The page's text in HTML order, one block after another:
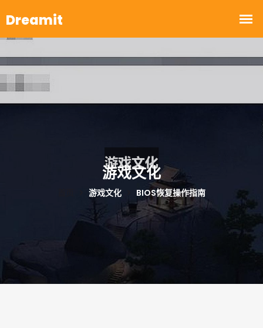
游戏文化
游戏文化 BIOS恢复操作指南